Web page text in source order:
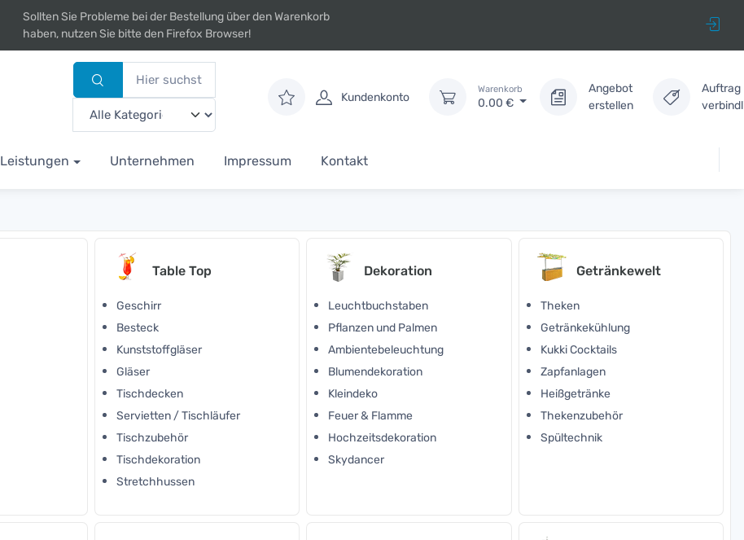
Sollten Sie Probleme bei der Bestellung über den Warenkorb
haben, nutzen Sie bitte den Firefox Browser!
Kundenkonto
Warenkorb
0.00 €
Angebot
erstellen
Auftrag
Leistungen Unternehmen Impressum Kontakt
Table Top
Geschirr
Besteck
Kunststoffgläser
Gläser
Tischdecken
Servietten / Tischläufer
Tischzubehör
Tischdekoration
Stretchhussen
Dekoration
Leuchtbuchstaben
Pflanzen und Palmen
Ambientebeleuchtung
Blumendekoration
Kleindeko
Feuer & Flamme
Hochzeitsdekoration
Skydancer
Getränkewelt
Theken
Getränkekühlung
Kukki Cocktails
Zapfanlagen
Heißgetränke
Thekenzubehör
Spültechnik